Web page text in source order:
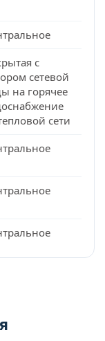
с
сетевой
на горячее
сети